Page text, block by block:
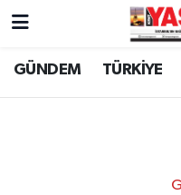
GÜNDEM TÜRKİYE